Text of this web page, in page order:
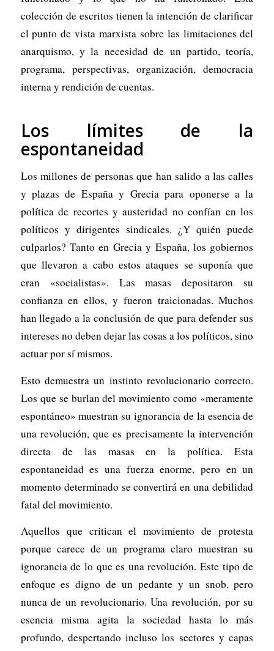
colección de escritos tienen la intención de clarificar
el punto de vista marxista sobre las limitaciones del
anarquismo, y la necesidad de un partido, teoría,
programa, perspectivas, organización, democracia
interna y rendición de cuentas.
Los límites de la
espontaneidad
Los millones de personas que han salido a las calles
y plazas de España y Grecia para oponerse a la
política de recortes y austeridad no confían en los
políticos y dirigentes sindicales. ¿Y quién puede
culparlos? Tanto en Grecia y España, los gobiernos
que llevaron a cabo estos ataques se suponía que
eran «socialistas». Las masas depositaron su
confianza en ellos, y fueron traicionadas. Muchos
han llegado a la conclusión de que para defender sus
intereses no deben dejar las cosas a los políticos, sino
actuar por sí mismos.
Esto demuestra un instinto revolucionario correcto.
Los que se burlan del movimiento como «meramente
espontáneo» muestran su ignorancia de la esencia de
una revolución, que es precisamente la intervención
directa de las masas en la política. Esta
espontaneidad es una fuerza enorme, pero en un
momento determinado se convertirá en una debilidad
fatal del movimiento.
Aquellos que critican el movimiento de protesta
porque carece de un programa claro muestran su
ignorancia de lo que es una revolución. Este tipo de
enfoque es digno de un pedante y un snob, pero
nunca de un revolucionario. Una revolución, por su
esencia misma agita la sociedad hasta lo más
profundo, despertando incluso los sectores y capas